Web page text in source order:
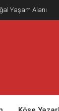
Yaşam Alanı